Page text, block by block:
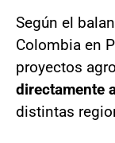
Según el
Colombia en
proyectos
directamente
distintas